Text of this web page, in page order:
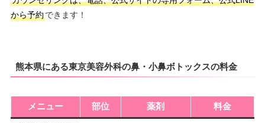
から予約できます！
熊本県にある東京美容外科の鼻・小鼻ボトックスの料金
メニュー 部位 薬剤 料金